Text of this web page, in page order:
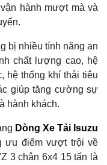
hành mượt mà và
bị nhiều tính năng an
chất lượng cao, hệ
hệ thống khí thải tiêu
giúp tăng cường sự
hành khách.
Dòng Xe Tải Isuzu
điểm vượt trội về
3 chân 6x4 15 tấn là